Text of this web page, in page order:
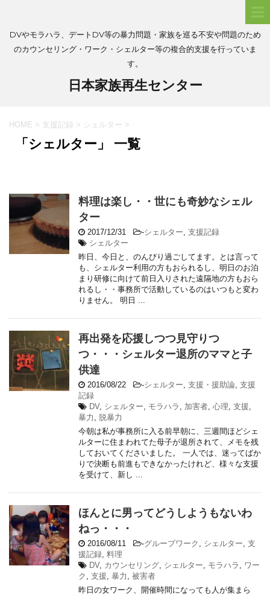
DVやモラハラ、デートDV等の暴力問題・家族を巡る不安や問題のため
のカウンセリング・ワーク・シェルター等の複合的支援を行っていま
す。
日本家族再生センター
HOME > 支援記録 > シェルター >
「シェルター」 一覧
料理は楽し・・世にも奇妙なシェル
ター
2017/12/31 -シェルター, 支援記録
シェルター
昨日、今日と、のんびり過ごしてます。とは言って
も、シェルター利用の方もおられるし、明日のお泊
まり研修に向けて前日入りされた遠隔地の方もおら
れるし・・事務所で活動しているのはいつもと変わ
りません。 明日 ...
再出発を応援しつつ見守りつ
つ・・・シェルター退所のママと子
供達
2016/08/22 -シェルター, 支援・援助論, 支援
記録
DV, シェルター, モラハラ , 加害者, 心理, 支援,
暴力 , 脱暴力
今朝は私が事務所に入る前早朝に、三週間ほどシェ
ルターに住まわれてた母子が退所されて、メモを残
しておいてくださいました。 一人では、迷ってばか
りで決断も前進もできなかったけれど、様々な支援
を受けて、新し ...
ほんとに男ってどうしようもないわ
ねっ・・・
2016/08/11 -グループワーク , シェルター, 支
援記録, 料理
DV, カウンセリング, シェルター, モラハラ , ワー
ク , 支援, 暴力 , 被害者
昨日の女ワーク、開催時間になっても人が集まら